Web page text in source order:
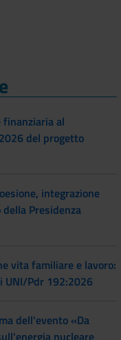
al
del progetto
integrazione
Presidenza
vita familiare e lavoro:
UNI/Pdr 192:2026
dell'evento «Da
nucleare